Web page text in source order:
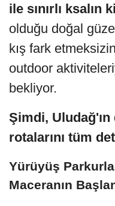
ile sınırlı ksalın
olduğu doğal
kış fark
outdoor
bekliyor.
Şimdi,
rotalarını tüm
Yürüyüş
Maceranın